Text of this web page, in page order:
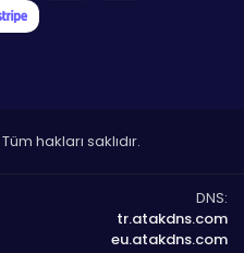
Tüm hakları saklıdır.
DNS:
tr.atakdns.com
eu.atakdns.com